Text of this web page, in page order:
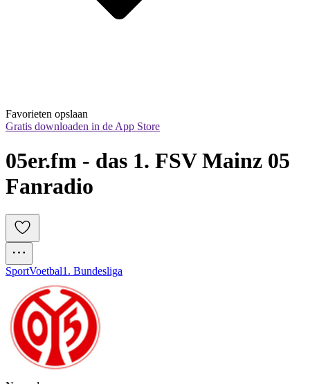
Favorieten opslaan
Gratis downloaden in de App Store
05er.fm - das 1. FSV Mainz 05
Fanradio
SportVoetbal1. Bundesliga